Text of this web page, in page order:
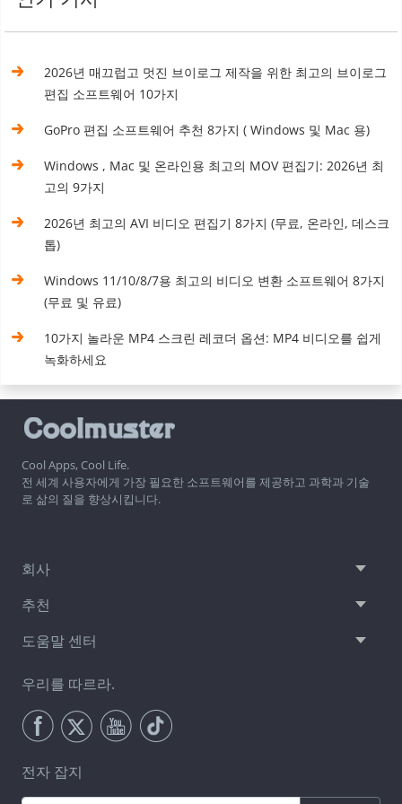
2026년 매끄럽고 멋진 브이로그 제작을 위한 최고의 브이로그
편집 소프트웨어 10가지
GoPro 편집 소프트웨어 추천 8가지 ( Windows 및 Mac 용)
Windows , Mac 및 온라인용 최고의 MOV 편집기: 2026년 최
고의 9가지
2026년 최고의 AVI 비디오 편집기 8가지 (무료, 온라인, 데스크
톱)
Windows 11/10/8/7용 최고의 비디오 변환 소프트웨어 8가지
(무료 및 유료)
10가지 놀라운 MP4 스크린 레코더 옵션: MP4 비디오를 쉽게
녹화하세요
Cool Apps, Cool Life.
전 세계 사용자에게 가장 필요한 소프트웨어를 제공하고 과학과 기술
로 삶의 질을 향상시킵니다.
회사
추천
도움말 센터
우리를 따르라.
전자 잡지